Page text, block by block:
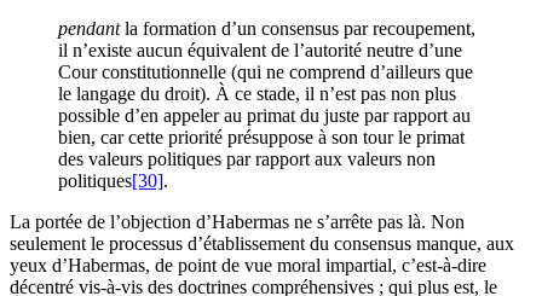
pendantla formation d’un consensus par recoupement,
il n’existe aucun équivalent de l’autorité neutre d’une
Cour constitutionnelle (qui ne comprend d’ailleurs que
le langage du droit). À ce stade, il n’est pas non plus
possible d’en appeler au primat du juste par rapport au
bien, car cette priorité présuppose à son tour le primat
des valeurs politiques par rapport aux valeurs non
politiques[30].
La portée de l’objection d’Habermas ne s’arrête pas là. Non
seulement le processus d’établissement du consensus manque, aux
yeux d’Habermas, de point de vue moral impartial, c’est-à-dire
décentré vis-à-vis des doctrines compréhensives ; qui plus est, le